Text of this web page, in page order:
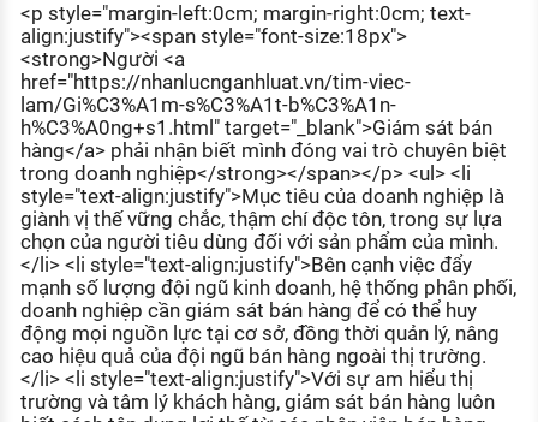
Kỹ năng nghề nghiệp
HƯỚNG NGHIỆP VIỆC LÀM
Đặc trưng từng nghề
Xu hướng việc làm
XÂY DỰNG VÀ PHÁT TRIỂN ĐỘI NGŨ
NHÂN SỰ
TUYỂN DỤNG VIỆC LÀM
<p style="margin-left:0cm; margin-right:0cm; text-
align:justify"><span style="font-size:18px">
<strong>Người <a
href="https://nhanlucnganhluat.vn/tim-viec-
lam/Gi%C3%A1m-s%C3%A1t-b%C3%A1n-
h%C3%A0ng+s1.html" target="_blank">Giám sát bán
hàng</a> phải nhận biết mình đóng vai trò chuyên biệt
trong doanh nghiệp</strong></span></p> <ul> <li
style="text-align:justify">Mục tiêu của doanh nghiệp là
giành vị thế vững chắc, thậm chí độc tôn, trong sự lựa
chọn của người tiêu dùng đối với sản phẩm của mình.
</li> <li style="text-align:justify">Bên cạnh việc đẩy
mạnh số lượng đội ngũ kinh doanh, hệ thống phân phối,
doanh nghiệp cần giám sát bán hàng để có thể huy
động mọi nguồn lực tại cơ sở, đồng thời quản lý, nâng
cao hiệu quả của đội ngũ bán hàng ngoài thị trường.
</li> <li style="text-align:justify">Với sự am hiểu thị
trường và tâm lý khách hàng, giám sát bán hàng luôn